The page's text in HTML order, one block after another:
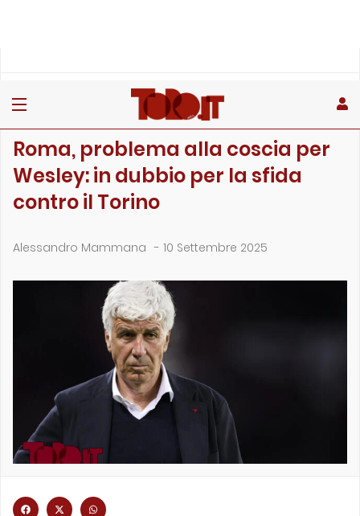
Roma, problema alla coscia per
Wesley: in dubbio per la sfida
contro il Torino
Alessandro Mammana - 10 Settembre 2025